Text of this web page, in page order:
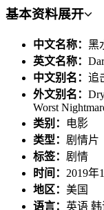
基本资料展开
中文名称： 黑
英文名称：
中文别名： 追
外文别名：
Worst
类别：
电影
类型： 剧情片
标签： 剧情
时间： 2019年
地区： 美国
语言： 英语